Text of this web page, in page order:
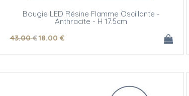
Bougie LED Résine Flamme Oscillante -
Anthracite - H 17.5cm
43.00 €18.00 €